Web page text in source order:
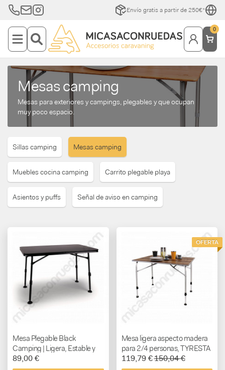
Envío gratis a partir de 250€*
0
Mesas camping
Mesas para exteriores y campings, plegables y que ocupan
muy poco espacio.
Sillas camping Mesas camping
Muebles cocina camping Carrito plegable playa
Asientos y puffs Señal de aviso en camping
Mesa Plegable Black
Camping | Ligera, Estable y
Resistente
89,00 €
OFERTA
Mesa ligera aspecto madera
para 2/4 personas, TYRESTA
119,79 €150,04 €